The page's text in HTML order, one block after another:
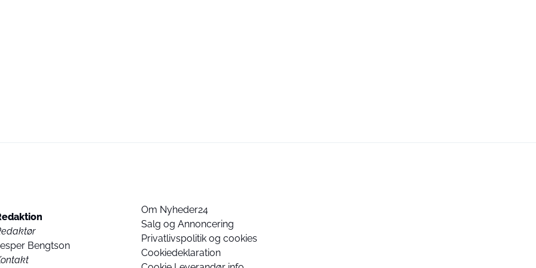
Bengtson
Om Nyheder24
Salg og Annoncering
Privatlivspolitik og cookies
Cookiedeklaration